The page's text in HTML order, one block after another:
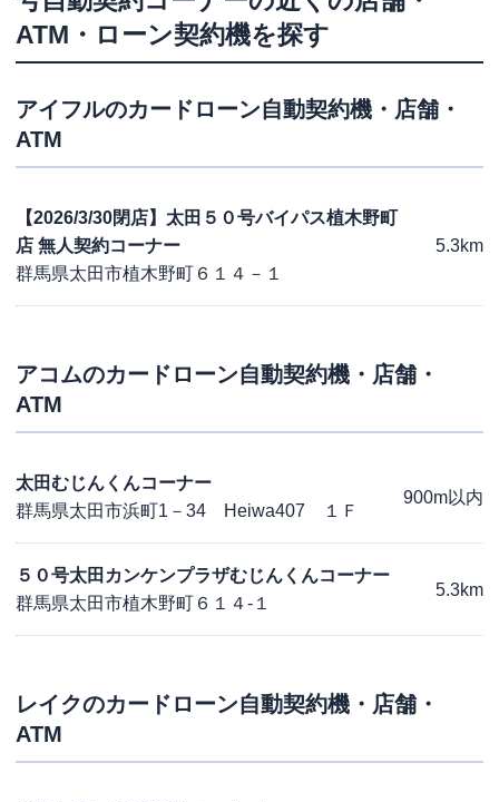
ATM・ローン契約機を探す
アイフルのカードローン自動契約機・店舗・
ATM
【2026/3/30閉店】太田５０号バイパス植木野町
店 無人契約コーナー
群馬県太田市植木野町６１４－１
5.3km
アコムのカードローン自動契約機・店舗・
ATM
太田むじんくんコーナー
群馬県太田市浜町1－34 Heiwa407 １Ｆ
900m以内
５０号太田カンケンプラザむじんくんコーナー
群馬県太田市植木野町６１４-１
5.3km
レイクのカードローン自動契約機・店舗・
ATM